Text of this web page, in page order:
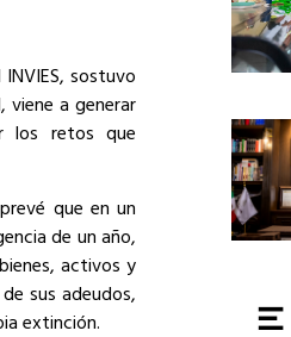
sostuvo
viene a generar
los retos que
que en un
de un año,
activos y
sus adeudos,
extinción.